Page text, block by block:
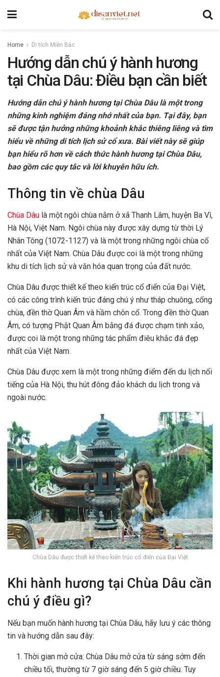
Home Di tích Miền Bắc
Hướng dẫn chú ý hành hương
tại Chùa Dâu: Điều bạn cần biết
Hướng dẫn chú ý hành hương tại Chùa Dâu là một trong
những kinh nghiệm đáng nhớ nhất của bạn. Tại đây, bạn
sẽ được tận hưởng những khoảnh khắc thiêng liêng và tìm
hiểu về những di tích lịch sử cổ xưa. Bài viết này sẽ giúp
bạn hiểu rõ hơn về cách thức hành hương tại Chùa Dâu,
bao gồm các quy tắc và lời khuyên hữu ích.
Thông tin về chùa Dâu
Chùa Dâu là một ngôi chùa nằm ở xã Thanh Lâm, huyện Ba Vì,
Hà Nội, Việt Nam. Ngôi chùa này được xây dựng từ thời Lý
Nhân Tông (1072-1127) và là một trong những ngôi chùa cổ
nhất của Việt Nam. Chùa Dâu được coi là một trong những
khu di tích lịch sử và văn hóa quan trọng của đất nước.
Chùa Dâu được thiết kế theo kiến trúc cổ điển của Đại Việt,
có các công trình kiến trúc đáng chú ý như tháp chuông, cổng
chùa, đền thờ Quan Âm và hầm chôn cổ. Trong đền thờ Quan
Âm, có tượng Phật Quan Âm bằng đá được chạm tinh xảo,
được coi là một trong những tác phẩm điêu khắc đá đẹp
nhất của Việt Nam.
Chùa Dâu được xem là một trong những điểm đến du lịch nổi
tiếng của Hà Nội, thu hút đông đảo khách du lịch trong và
ngoài nước.
Chùa Dâu được thiết kế theo kiến trúc cổ điển của Đại Việt
Khi hành hương tại Chùa Dâu cần
chú ý điều gì?
Nếu bạn muốn hành hương tại Chùa Dâu, hãy lưu ý các thông
tin và hướng dẫn sau đây:
Thời gian mở cửa: Chùa Dâu mở cửa từ sáng sớm đến
chiều tối, thường từ 7 giờ sáng đến 5 giờ chiều. Tuy